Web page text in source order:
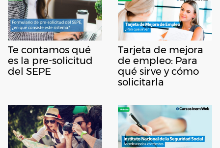
Te contamos qué
es la pre-solicitud
del SEPE
Tarjeta de mejora
de empleo: Para
qué sirve y cómo
solicitarla